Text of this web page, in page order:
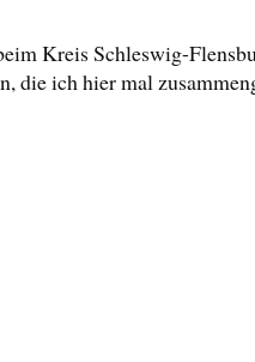
Kreis Schleswig-
die ich hier mal